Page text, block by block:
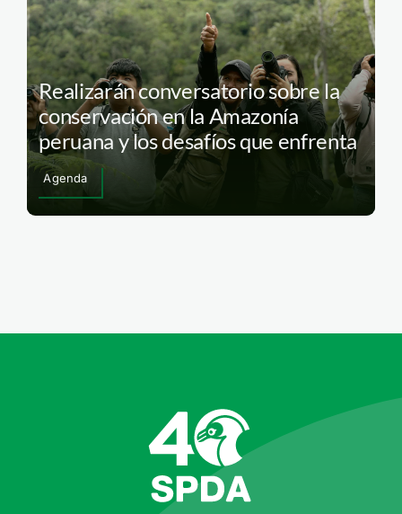
Realizarán conversatorio sobre la
conservación en la Amazonía
peruana y los desafíos que enfrenta
Agenda